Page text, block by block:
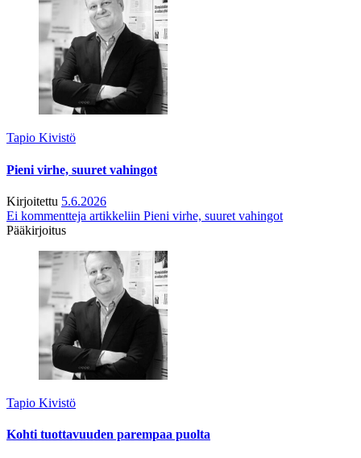
Tapio Kivistö
Pieni virhe, suuret vahingot
Kirjoitettu 5.6.2026
Ei kommentteja artikkeliin Pieni virhe, suuret vahingot
Pääkirjoitus
Tapio Kivistö
Kohti tuottavuuden parempaa puolta